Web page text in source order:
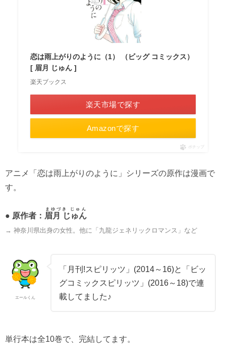
恋は雨上がりのように（1） （ビッグ コミックス）
[ 眉月 じゅん ]
楽天ブックス
楽天市場で探す
Amazonで探す
ポチップ
アニメ「恋は雨上がりのように」シリーズの原作は漫画で
す。
● 原作者： 眉月 じゅん
まゆづき じゅん
→ 神奈川県出身の女性。他に「九龍ジェネリックロマンス」など
エールくん
「月刊!スピリッツ」(2014～16)と「ビッ
グコミックスピリッツ」(2016～18)で連
載してました♪
単行本は全10巻で、完結してます。